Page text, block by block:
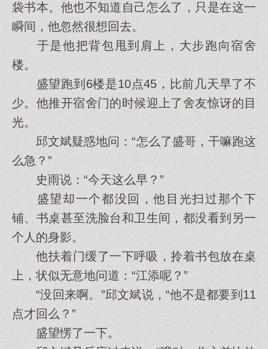
袋书本。他也不知道自己怎么了，只是在这一
瞬间，他忽然很想回去。
于是他把背包甩到肩上，大步跑向宿舍
楼。
盛望跑到6楼是10点45，比前几天早了不
少。他推开宿舍门的时候迎上了舍友惊讶的目
光。
邱文斌疑惑地问：“怎么了盛哥，干嘛跑这
么急？”
史雨说：“今天这么早？”
盛望却一个都没回，他目光扫过那个下
铺、书桌甚至洗脸台和卫生间，都没看到另一
个人的身影。
他扶着门缓了一下呼吸，拎着书包放在桌
上，状似无意地问道：“江添呢？”
“没回来啊。”邱文斌说，“他不是都要到11
点才回么？”
盛望愣了一下。